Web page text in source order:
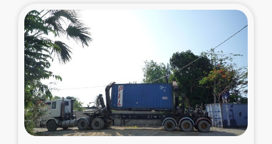
国内避難民への物資配付および教育支援
タイ国境ミャンマー移民子ども支援
漁民によるマングローブ植林活動
レバノンでのシリア難民への食糧・越冬支援